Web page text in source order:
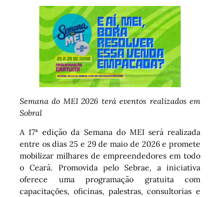
Semana do MEI 2026 terá eventos realizados em
Sobral
A 17ª edição da Semana do MEI será realizada
entre os dias 25 e 29 de maio de 2026 e promete
mobilizar milhares de empreendedores em todo
o Ceará. Promovida pelo Sebrae, a iniciativa
oferece uma programação gratuita com
capacitações, oficinas, palestras, consultorias e